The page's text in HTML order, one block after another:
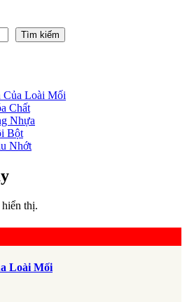
Tìm kiếm
Của Loài Mối
Chất
Nhựa
Bột
Nhớt
thị.
Loài Mối